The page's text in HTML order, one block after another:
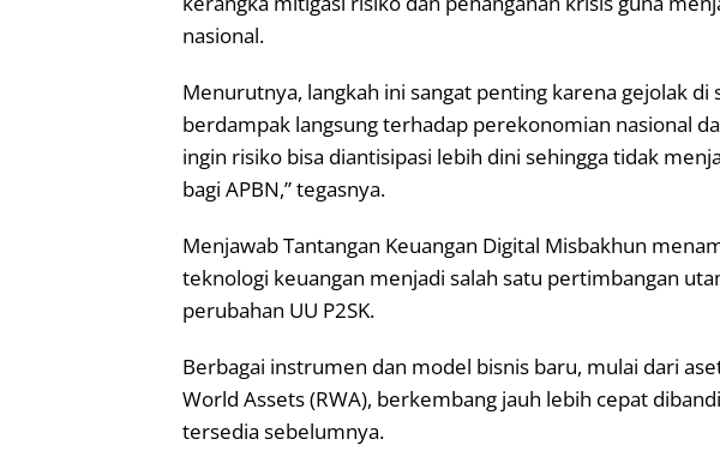
nasional.
Menurutnya, langkah ini sangat penting karena gejolak di
berdampak langsung terhadap perekonomian nasional
ingin risiko bisa diantisipasi lebih dini sehingga tidak
bagi APBN,” tegasnya.
Menjawab Tantangan Keuangan Digital Misbakhun
teknologi keuangan menjadi salah satu pertimbangan
perubahan UU P2SK.
Berbagai instrumen dan model bisnis baru, mulai dari
World Assets (RWA), berkembang jauh lebih cepat
tersedia sebelumnya.